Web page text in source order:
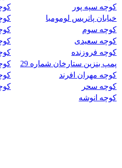
کوچه سپه پور
خیابان پاتریس لومومبا
کوچه سوم
کوچه سعیدی
کوچه فروزنده
پمپ بنزین ستارخان شماره 29
کوچه مهران افرند
کوچه سحر
کوچه انوشه